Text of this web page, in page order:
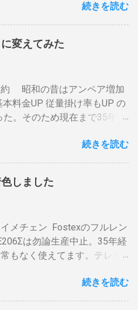
側ドラム→空気層→内側ドラ
わるので、温度変化には時
。それを予測したうえでの
イミングを考慮しなくては
げにも注意が必要です。 2
性が殆ど無い とうこと。熱
いのが特徴。 ２．パンチン
転式炙り焼き 」です。熱は素
可。ガスコンロの炎がその
。中火で200gなら6分程度
放置すれば燃えます。風に
、ドラムに風が入るとすぐ
す。 メリット 火力に対する
蓄熱はゼロ） 二重ドラムに
で焙煎できる チャフがドラム
ない デメリット ザルのように
溜まらない。 温度計は上昇
ンテナ→BDR２→BDR１→テ
します。 アンテナ信号は、
テナ入力から出力へと繰り
号が弱まりアンテナ利得が
必要になるでしょう。 壁の
ら「地上波」と「 BS 」に
ンテナケーブル２本必要）※
テナケーブルをBDR２の
ナ入力」端子へ接続 BDR２
レビへ（出力）」端子と
とテレビの「地上デジタ
テナケーブルで接続しま
（アンテナケーブル２本必
入力」端子へ接続 BDR２の
へ（出力）」端子とBDR１の
続きを読む
変えてみた
約 昭和の昔はアンペア増加
料金UP 従量掛け率もUP の
。そのため現在まで35年
シュミレーションで我が家の
コン、FFクリーンヒータ
ブ、ドライヤー、照明15、
、炊飯器・・・・。 を合計
70アンペア必要」 と表示され
アは高額になりそうで流石
が安全ブレーカー。安全ブレ
20Aとあります。 そこで一
続きを読む
しました
メチェン Fostexのフルレン
は勿論生産中止。35年経
もなく使えてます。テレビ
。リタイヤしてからは音量を
続きを読む